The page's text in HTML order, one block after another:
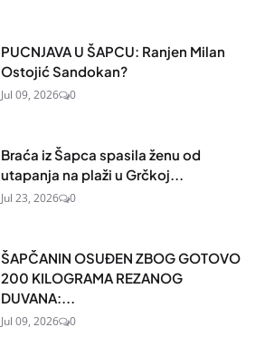
PUCNJAVA U ŠAPCU: Ranjen Milan
Ostojić Sandokan?
Jul 09, 2026 0
Braća iz Šapca spasila ženu od
utapanja na plaži u Grčkoj...
Jul 23, 2026 0
ŠAPČANIN OSUĐEN ZBOG GOTOVO
200 KILOGRAMA REZANOG
DUVANA:...
Jul 09, 2026 0